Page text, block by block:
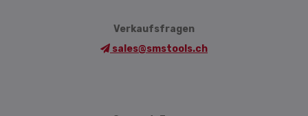
Verkaufsfragen
sales@smstools.ch